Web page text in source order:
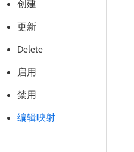
创建
更新
Delete
启用
禁用
编辑映射